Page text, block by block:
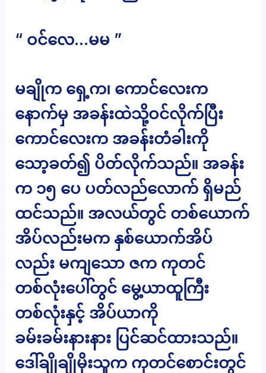
“ ဝင်လေ…မမ ”
မချိုက ရှေ့က၊ ကောင်လေးက
နောက်မှ အခန်းထဲသို့ဝင်လိုက်ပြီး
ကောင်လေးက အခန်းတံခါးကို
သော့ခတ်၍ ပိတ်လိုက်သည်။ အခန်း
က ၁၅ ပေ ပတ်လည်လောက် ရှိမည်
ထင်သည်။ အလယ်တွင် တစ်ယောက်
အိပ်လည်းမက နှစ်ယောက်အိပ်
လည်း မကျသော ဇက ကုတင်
တစ်လုံးပေါ်တွင် မွေ့ယာထူကြီး
တစ်လုံးနှင့် အိပ်ယာကို
ခမ်းခမ်းနားနား ပြင်ဆင်ထားသည်။
ဒေါ်ချိုချိုမိုးသူက ကုတင်စောင်းတွင်